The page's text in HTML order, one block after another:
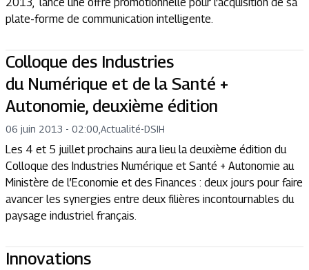
plate-forme de communication intelligente.
Colloque des Industries
du Numérique et de la Santé +
Autonomie, deuxième édition
06 juin 2013 - 02:00 Actualité-DSIH
Les 4 et 5 juillet prochains aura lieu la deuxième édition du
Colloque des Industries Numérique et Santé + Autonomie au
Ministère de l’Economie et des Finances : deux jours pour faire
avancer les synergies entre deux filières incontournables du
paysage industriel français.
Innovations